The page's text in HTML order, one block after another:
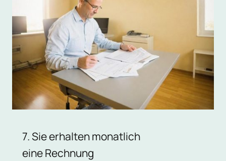
7. Sie erhalten monatlich
eine Rechnung